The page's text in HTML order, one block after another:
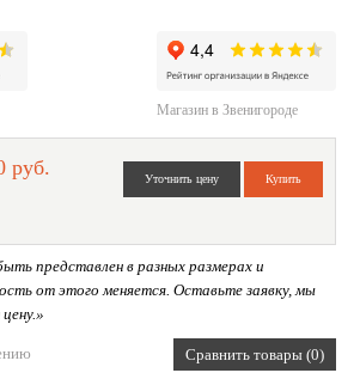
Магазин в Звенигороде
руб.
представлен в разных размерах и
от этого меняется. Оставьте заявку, мы
Сравнить товары (0)